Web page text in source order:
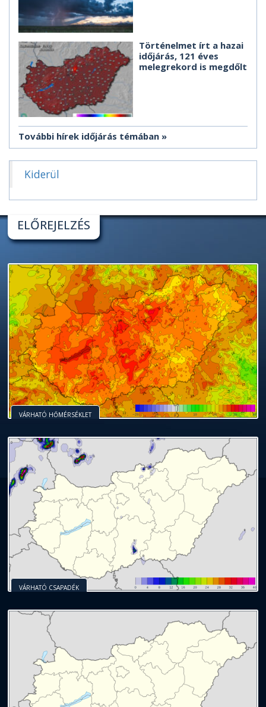
Történelmet írt a hazai
időjárás, 121 éves
melegrekord is megdőlt
További hírek időjárás témában
Kiderül
ELŐREJELZÉS
VÁRHATÓ HŐMÉRSÉKLET
VÁRHATÓ CSAPADÉK